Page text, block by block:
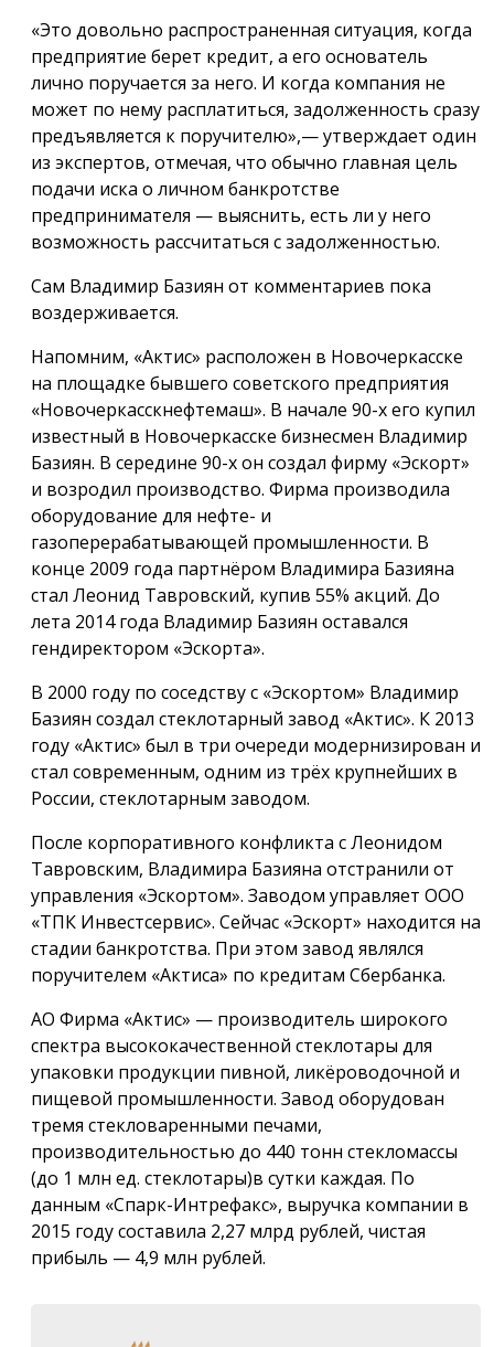
«Это довольно распространенная ситуация, когда
предприятие берет кредит, а его основатель
лично поручается за него. И когда компания не
может по нему расплатиться, задолженность сразу
предъявляется к поручителю»,— утверждает один
из экспертов, отмечая, что обычно главная цель
подачи иска о личном банкротстве
предпринимателя — выяснить, есть ли у него
возможность рассчитаться с задолженностью.
Сам Владимир Базиян от комментариев пока
воздерживается.
Напомним, «Актис» расположен в Новочеркасске
на площадке бывшего советского предприятия
«Новочеркасскнефтемаш». В начале 90-х его купил
известный в Новочеркасске бизнесмен Владимир
Базиян. В середине 90-х он создал фирму «Эскорт»
и возродил производство. Фирма производила
оборудование для нефте- и
газоперерабатывающей промышленности. В
конце 2009 года партнёром Владимира Базияна
стал Леонид Тавровский, купив 55% акций. До
лета 2014 года Владимир Базиян оставался
гендиректором «Эскорта».
В 2000 году по соседству с «Эскортом» Владимир
Базиян создал стеклотарный завод «Актис». К 2013
году «Актис» был в три очереди модернизирован и
стал современным, одним из трёх крупнейших в
России, стеклотарным заводом.
После корпоративного конфликта с Леонидом
Тавровским, Владимира Базияна отстранили от
управления «Эскортом». Заводом управляет ООО
«ТПК Инвестсервис». Сейчас «Эскорт» находится на
стадии банкротства. При этом завод являлся
поручителем «Актиса» по кредитам Сбербанка.
АО Фирма «Актис» — производитель широкого
спектра высококачественной стеклотары для
упаковки продукции пивной, ликёроводочной и
пищевой промышленности. Завод оборудован
тремя стекловаренными печами,
производительностью до 440 тонн стекломассы
(до 1 млн ед. стеклотары)в сутки каждая. По
данным «Спарк-Интрефакс», выручка компании в
2015 году составила 2,27 млрд рублей, чистая
прибыль — 4,9 млн рублей.